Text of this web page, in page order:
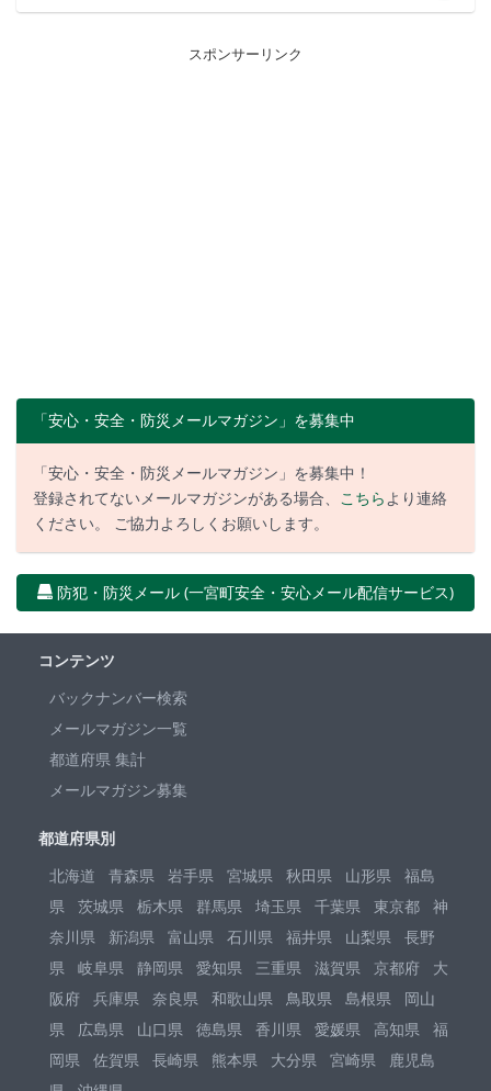
スポンサーリンク
「安心・安全・防災メールマガジン」を募集中
「安心・安全・防災メールマガジン」を募集中！
登録されてないメールマガジンがある場合、 こちらより連絡
ください。 ご協力よろしくお願いします。
防犯・防災メール (一宮町安全・安心メール配信サービス)
コンテンツ
バックナンバー検索
メールマガジン一覧
都道府県 集計
メールマガジン募集
都道府県別
北海道
青森県 岩手県 宮城県 秋田県 山形県
福島
県
茨城県 栃木県 群馬県 埼玉県 千葉県 東京都
神
奈川県
新潟県 富山県 石川県 福井県 山梨県
長野
県
岐阜県 静岡県 愛知県 三重県 滋賀県 京都府
大
阪府
兵庫県 奈良県 和歌山県 鳥取県 島根県
岡山
県
広島県 山口県 徳島県 香川県 愛媛県 高知県
福
岡県
佐賀県 長崎県 熊本県 大分県 宮崎県
鹿児島